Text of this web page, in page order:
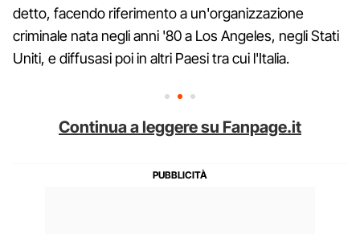
detto, facendo riferimento a un'organizzazione
criminale nata negli anni '80 a Los Angeles, negli Stati
Uniti, e diffusasi poi in altri Paesi tra cui l'Italia.
Continua a leggere su Fanpage.it